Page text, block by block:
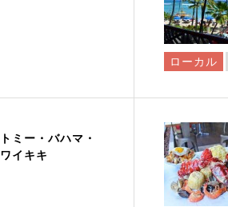
ローカル
トミー・バハマ・
ワイキキ